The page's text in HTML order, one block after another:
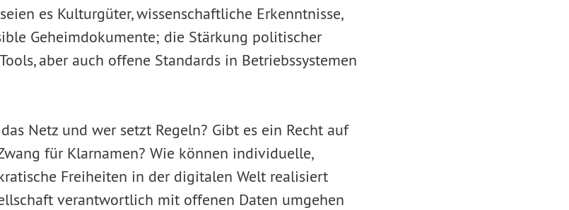
es Kulturgüter, wissenschaftliche Erkenntnisse,
Geheimdokumente; die Stärkung politischer
aber auch offene Standards in Betriebssystemen
Netz und wer setzt Regeln? Gibt es ein Recht auf
für Klarnamen? Wie können individuelle,
Freiheiten in der digitalen Welt realisiert
verantwortlich mit offenen Daten umgehen